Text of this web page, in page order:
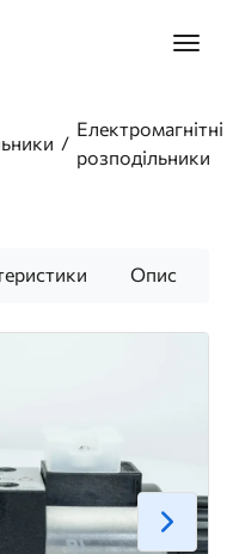
Електромагнітні
розподільники
Опис